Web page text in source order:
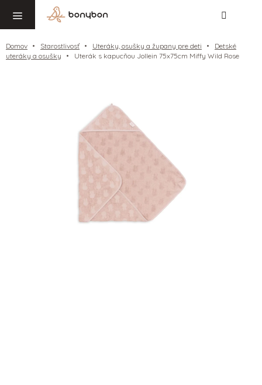
obsah
Domov Starostlivosť Uteráky, osušky a župany pre deti
Detské
uteráky a osušky
Uterák s kapucňou Jollein 75x75cm Miffy Wild Rose